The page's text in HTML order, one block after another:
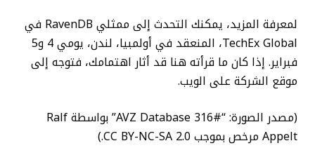
لمعرفة المزيد، يمكنك التحدث إلى ممثلي RavenDB في
TechEx Global، المنعقد في أولمبيا، لندن، يومي 4 و5
فبراير. إذا كان ما قرأته هنا قد أثار اهتمامك، فتوجه إلى
موقع الشركة على الويب.
(مصدر الصورة: “#316 AVZ Database” بواسطة Ralf
Appelt مرخص بموجب CC BY-NC-SA 2.0.)